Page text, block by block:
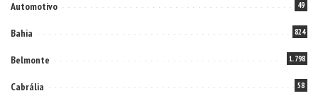
Automotivo 49
Bahia 824
Belmonte 1.798
Cabrália 58